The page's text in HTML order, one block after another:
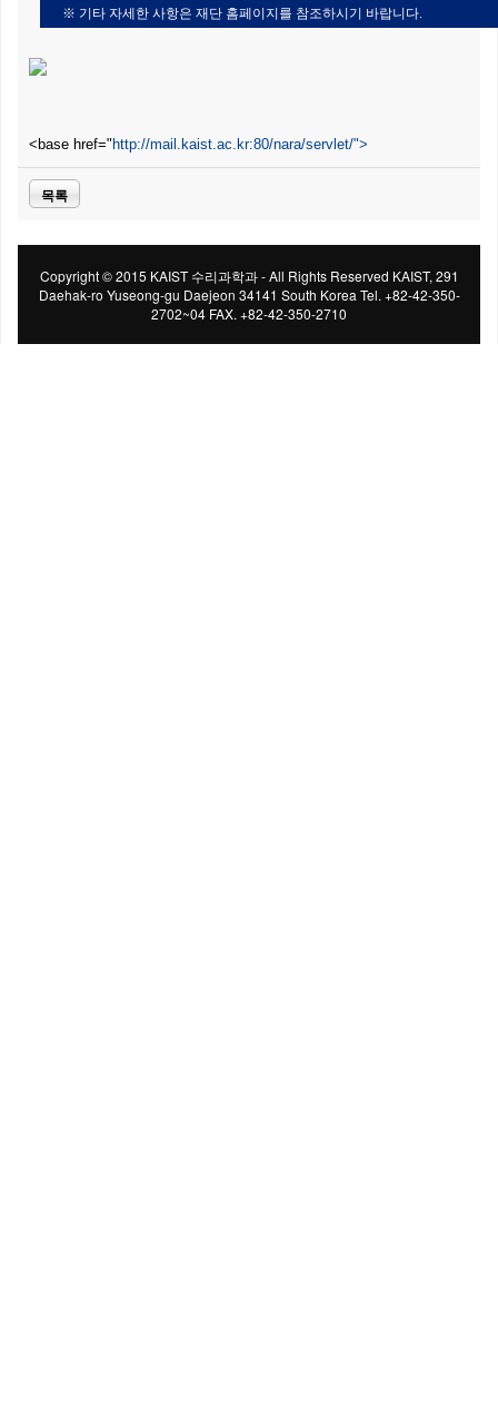
※ 기타 자세한 사항은 재단 홈페이지를 참조하시기 바랍니다.
<base href=" http://mail.kaist.ac.kr:80/nara/servlet/">
목록
Copyright © 2015 KAIST 수리과학과 - All Rights Reserved KAIST, 291
Daehak-ro Yuseong-gu Daejeon 34141 South Korea Tel. +82-42-350-
2702~04 FAX. +82-42-350-2710